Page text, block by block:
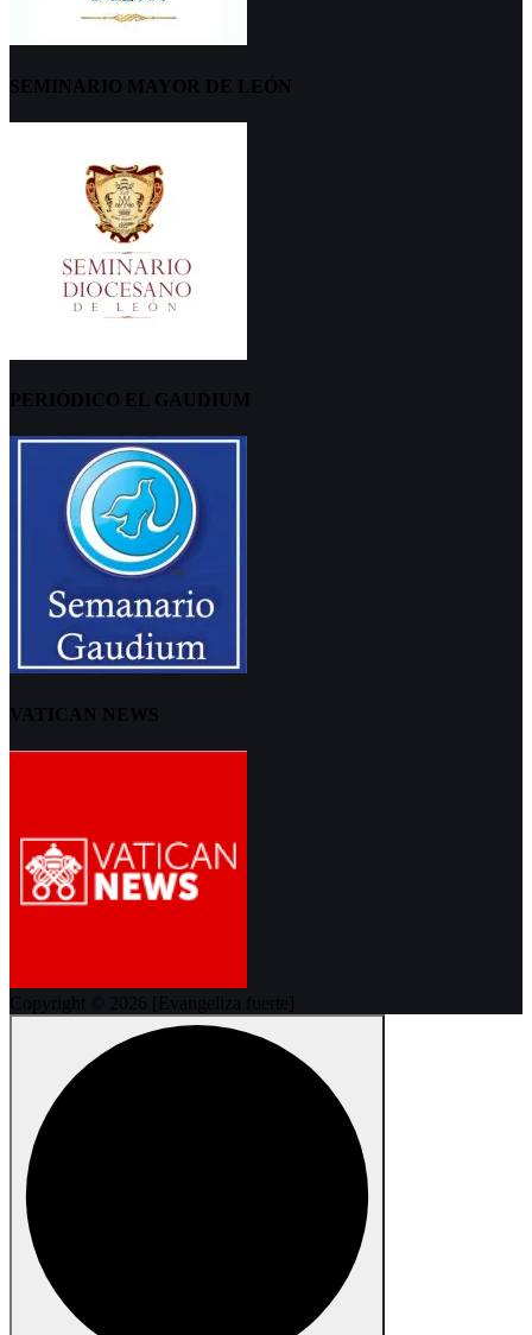
SEMINARIO MAYOR DE LEÓN
PERIÓDICO EL GAUDIUM
VATICAN NEWS
Copyright © 2026 [Evangeliza fuerte]